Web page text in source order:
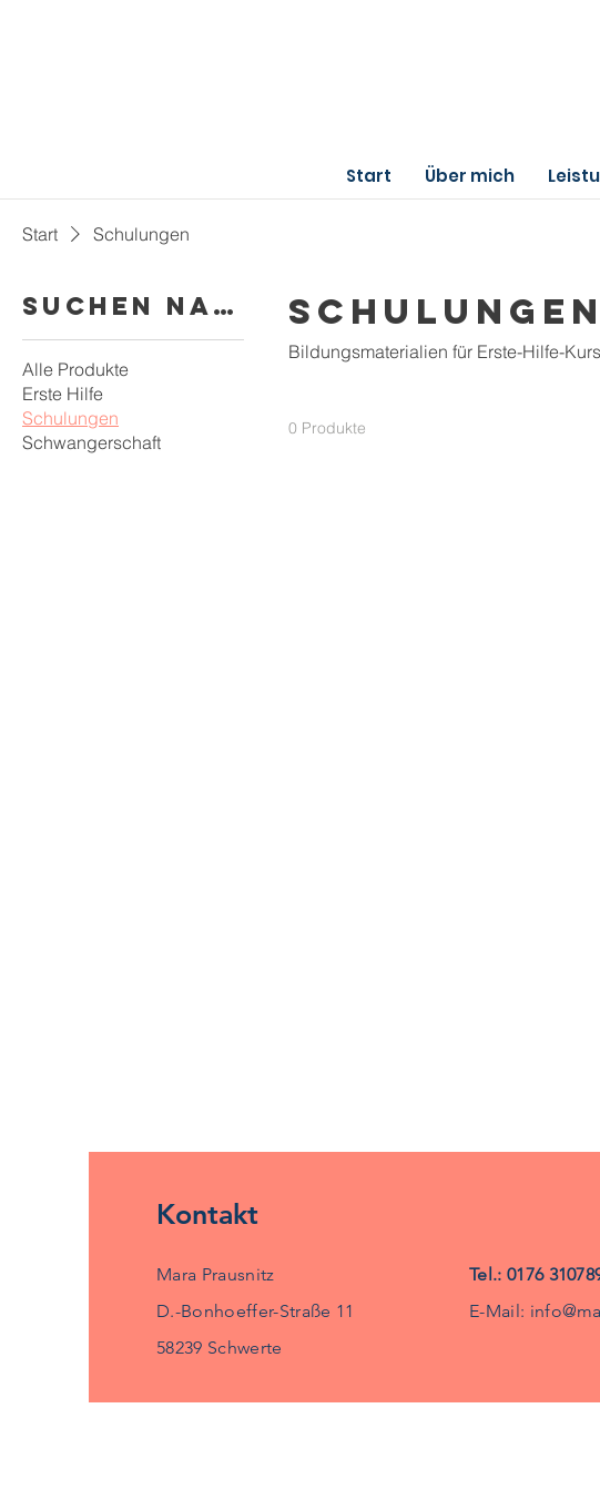
Start Über mich
Start Schulungen
Suchen nach
Alle Produkte
Erste Hilfe
Schulungen
Schwangerschaft
Schulungen
Bildungsmaterialien für Erste-Hilfe-
0 Produkte
Kontakt
Mara Prausnitz
D.-Bonhoeffer-Straße 11
58239 Schwerte
Tel.: 0176
E-Mail: